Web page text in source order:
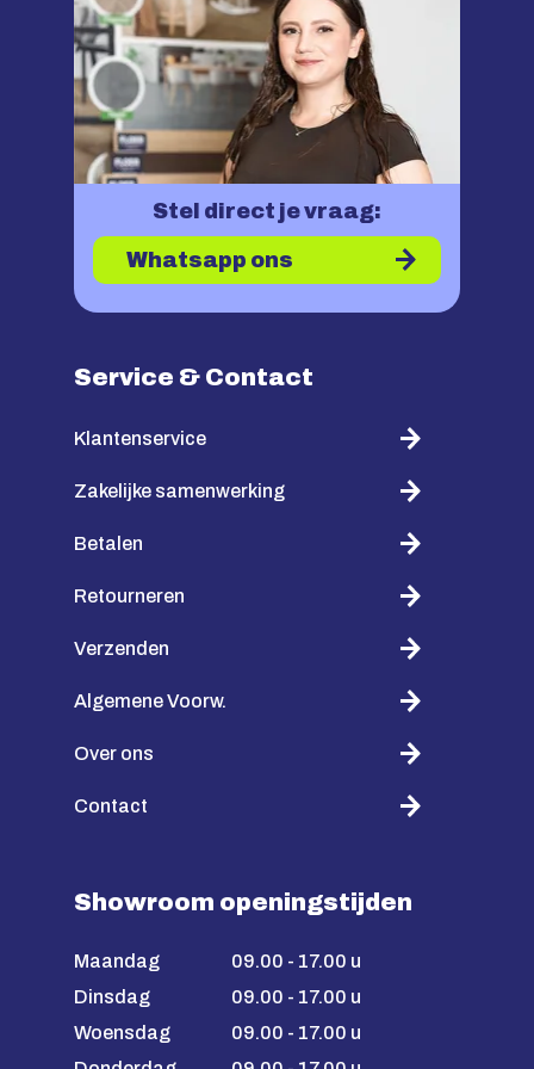
Stel direct je vraag:
Whatsapp ons
Service & Contact
Klantenservice
Zakelijke samenwerking
Betalen
Retourneren
Verzenden
Algemene Voorw.
Over ons
Contact
Showroom openingstijden
Maandag
09.00 - 17.00 u
Dinsdag
09.00 - 17.00 u
Woensdag
09.00 - 17.00 u